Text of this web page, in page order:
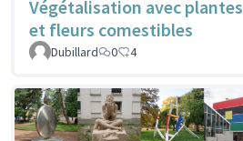
Végétalisation avec plantes
et fleurs comestibles
Dubillard
0 4